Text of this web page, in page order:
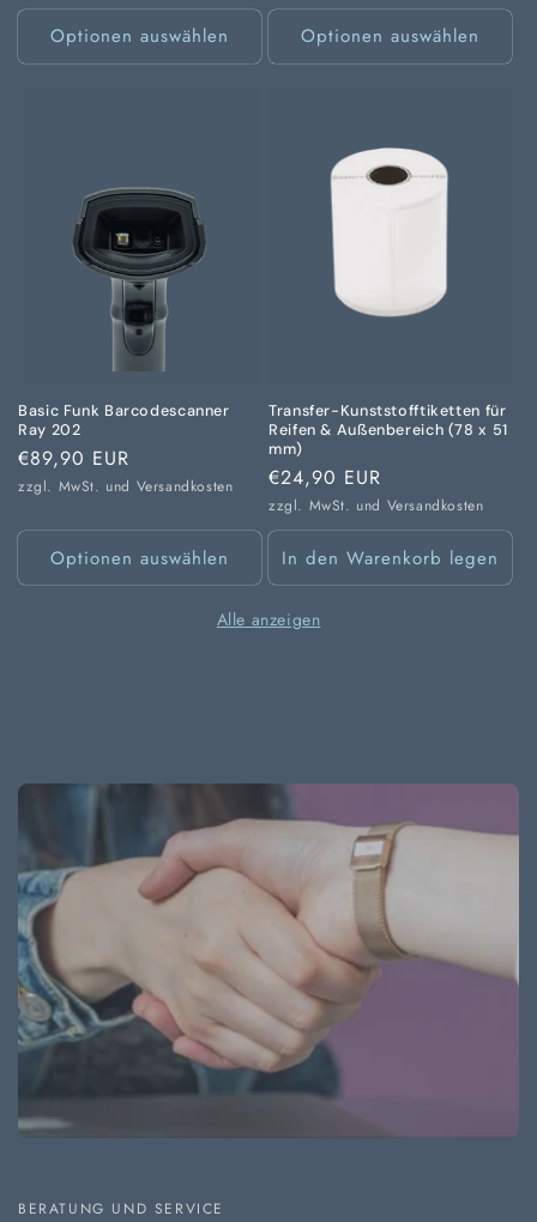
Optionen auswählen Optionen auswählen
Basic Funk Barcodescanner
Ray 202
Normaler
Preis
€89,90 EUR
zzgl. MwSt. und Versandkosten
Optionen auswählen
Transfer-Kunststofftiketten für
Reifen & Außenbereich (78 x 51
mm)
Normaler
Preis
€24,90 EUR
zzgl. MwSt. und Versandkosten
In den Warenkorb legen
Alle anzeigen
BERATUNG UND SERVICE